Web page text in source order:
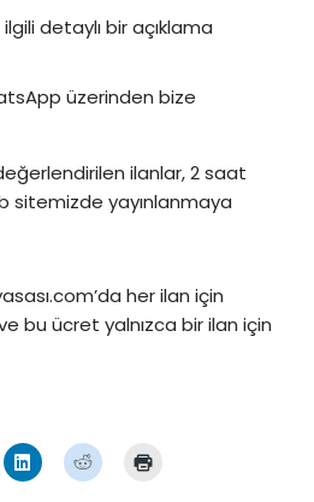
detaylı bir açıklama
üzerinden bize
ilanlar, 2 saat
sitemizde yayınlanmaya
her ilan için
bu ücret yalnızca bir ilan için
Linkedln
üzerinden
Reddit
üzerinde